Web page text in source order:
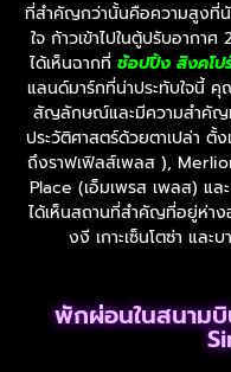
ที่สำคัญกว่านั้นคือความสูงที่นั
ใจ ก้าวเข้าไปในตู้ปรับอาก
ได้เห็นฉากที่ ช้อปปิ้ง สิงคโป
แลนด์มาร์กที่น่าประทับใจนี้
สัญลักษณ์และมีความสำคัญ
ประวัติศาสตร์ด้วยตาเปล่า ตั้
ถึงราฟเฟิลส์เพลส ),
Place (เอ็มเพรส เพลส) แ
ได้เห็นสถานที่สำคัญที่อยู่ห่าง
งงี เกาะเซ็นโตซ่า และ
พักผ่อนในสนาม